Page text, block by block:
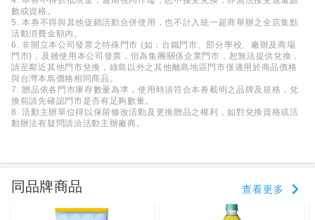
數或資格。
5. 本券不得與其他促銷活動合併使用，也不計入統一超商舉辦之全店集點
活動消費金額內。
6. 非開立本公司發票之特殊門市 (如：台鐵門市、部分學校、廠辦及商場
門市)，及雖使用本公司發票，但為集團關係企業門市，恕無法提供兌換，
請至鄰近其他門市兌換，綠島以外之其他離島地區門市僅適用於商品價格
與台灣本島價格相同商品。
7. 贈品依各門市庫存數量為準，使用時須符合本券載明之品牌及規格，兌
換前請先確認門市是否有足夠數量。
8. 活動主辦單位得以保留修改活動及更換贈品之權利，如對兌換資格或活
動辦法有疑問請洽活動主辦廠商。
同品牌商品 查看更多